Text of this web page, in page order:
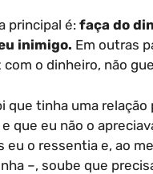
principal é: faça do
inimigo. Em outras
o dinheiro, não
que tinha uma relação
que eu não o
eu o ressentia e, ao
–, soube que